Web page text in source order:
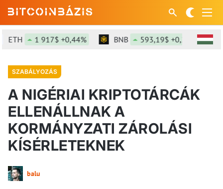
1 917$ +0,44% BNB 593,19$ +0,28%
SZABÁLYOZÁS
A NIGÉRIAI KRIPTOTÁRCÁK
ELLENÁLLNAK A
KORMÁNYZATI ZÁROLÁSI
KÍSÉRLETEKNEK
balu